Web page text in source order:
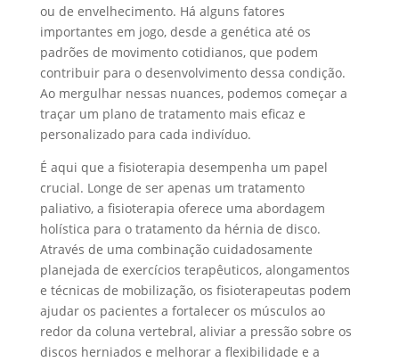
ou de envelhecimento. Há alguns fatores
importantes em jogo, desde a genética até os
padrões de movimento cotidianos, que podem
contribuir para o desenvolvimento dessa condição.
Ao mergulhar nessas nuances, podemos começar a
traçar um plano de tratamento mais eficaz e
personalizado para cada indivíduo.
É aqui que a fisioterapia desempenha um papel
crucial. Longe de ser apenas um tratamento
paliativo, a fisioterapia oferece uma abordagem
holística para o tratamento da hérnia de disco.
Através de uma combinação cuidadosamente
planejada de exercícios terapêuticos, alongamentos
e técnicas de mobilização, os fisioterapeutas podem
ajudar os pacientes a fortalecer os músculos ao
redor da coluna vertebral, aliviar a pressão sobre os
discos herniados e melhorar a flexibilidade e a